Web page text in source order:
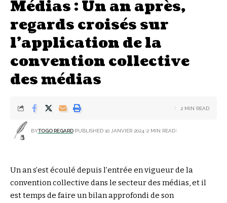
Médias : Un an après,
regards croisés sur
l’application de la
convention collective
des médias
BYTOGO REGARD PUBLISHED 10 JANVIER 2024 2 MIN READ
2 MIN READ
Un an s’est écoulé depuis l’entrée en vigueur de la
convention collective dans le secteur des médias, et il
est temps de faire un bilan approfondi de son